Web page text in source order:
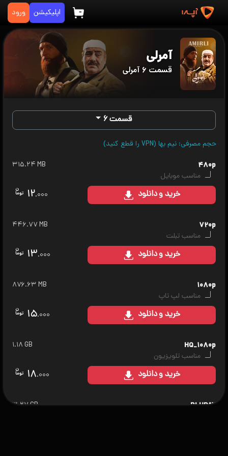
اپلیکیشن ورود
آمرلی
قسمت ۶ آمرلی
قسمت ۶
حجم مصرفی: نیم بها (VPN را قطع کنید)
۴۸۰p
مناسب موبایل
۳۱۵.۲۴ MB
خریدو دانلود ۱۲.۰۰۰
۷۲۰p
مناسب تبلت
۴۴۶.۷۷ MB
خریدو دانلود ۱۳.۰۰۰
۱۰۸۰p
مناسب لپ تاپ
۸۷۶.۶۳ MB
خریدو دانلود ۱۵.۰۰۰
HQ_۱۰۸۰p
مناسب تلویزیون
۱.۱۸ GB
خریدو دانلود ۱۸.۰۰۰
BLURAY
۳.۲۷ GB